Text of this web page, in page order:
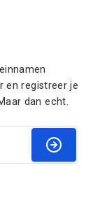
en registreer je
dan echt.